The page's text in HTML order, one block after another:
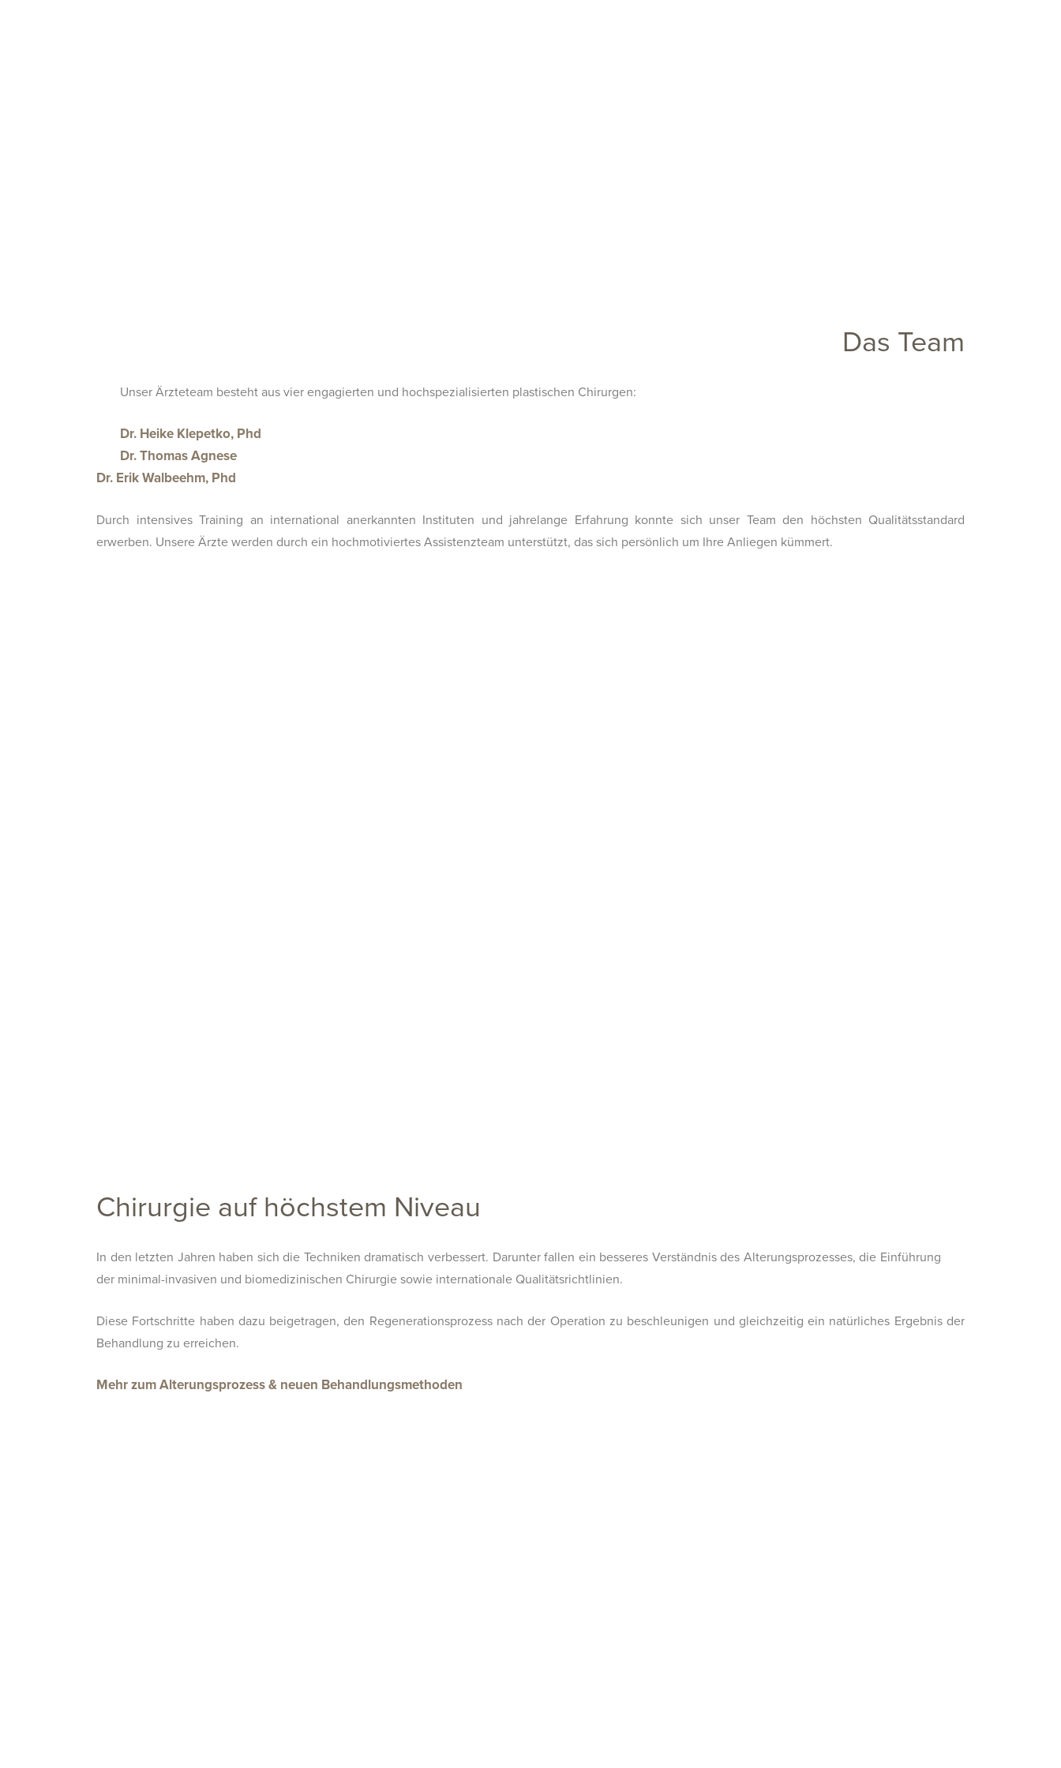
Das Team
Unser Ärzteteam besteht aus vier engagierten und hochspezialisierten plastischen Chirurgen:
Dr. Heike Klepetko, Phd
Dr. Thomas Agnese
Dr. Erik Walbeehm, Phd
Durch intensives Training an international anerkannten Instituten und jahrelange Erfahrung konnte sich unser Team den höchsten Qualitätsstandard
erwerben. Unsere Ärzte werden durch ein hochmotiviertes Assistenzteam unterstützt, das sich persönlich um Ihre Anliegen kümmert.
Chirurgie auf höchstem Niveau
In den letzten Jahren haben sich die Techniken dramatisch verbessert. Darunter fallen ein besseres Verständnis des Alterungsprozesses, die Einführung
der minimal-invasiven und biomedizinischen Chirurgie sowie internationale Qualitätsrichtlinien.
Diese Fortschritte haben dazu beigetragen, den Regenerationsprozess nach der Operation zu beschleunigen und gleichzeitig ein natürliches Ergebnis der
Behandlung zu erreichen.
Mehr zum Alterungsprozess & neuen Behandlungsmethoden